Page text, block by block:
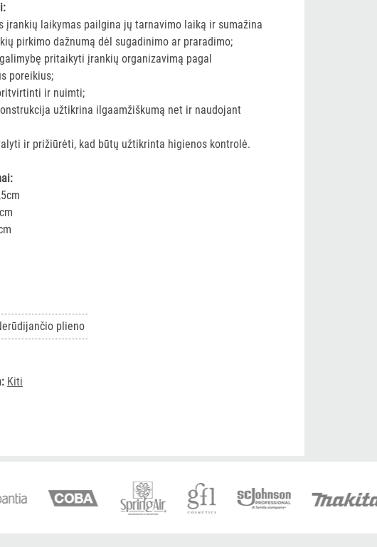
įrankių laikymas pailgina jų tarnavimo laiką ir sumažina
pirkimo dažnumą dėl sugadinimo ar praradimo;
pritaikyti įrankių organizavimą pagal
poreikius;
ir nuimti;
užtikrina ilgaamžiškumą net ir naudojant
ir prižiūrėti, kad būtų užtikrinta higienos kontrolė.
plieno
Kiti